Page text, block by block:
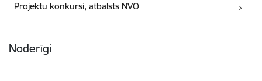
Projektu konkursi, atbalsts NVO
Noderīgi